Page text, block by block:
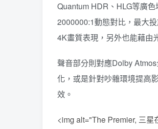
Quantum HDR、HLG等廣
2000000:1動態對比，最大
4K畫質表現，另外也能藉由
聲音部分則對應Dolby
化，或是針對吵雜環境提高
效。
<img alt="The Premier, 三